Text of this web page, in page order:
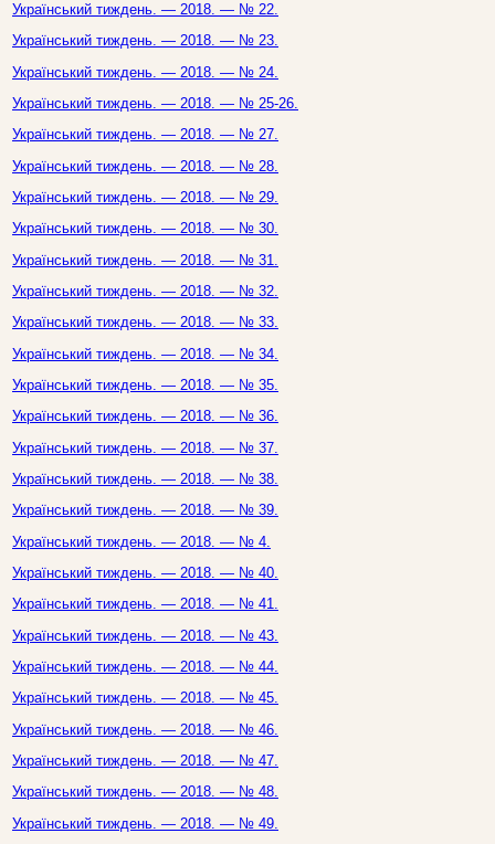
Український тиждень. — 2018. — № 22.
Український тиждень. — 2018. — № 23.
Український тиждень. — 2018. — № 24.
Український тиждень. — 2018. — № 25-26.
Український тиждень. — 2018. — № 27.
Український тиждень. — 2018. — № 28.
Український тиждень. — 2018. — № 29.
Український тиждень. — 2018. — № 30.
Український тиждень. — 2018. — № 31.
Український тиждень. — 2018. — № 32.
Український тиждень. — 2018. — № 33.
Український тиждень. — 2018. — № 34.
Український тиждень. — 2018. — № 35.
Український тиждень. — 2018. — № 36.
Український тиждень. — 2018. — № 37.
Український тиждень. — 2018. — № 38.
Український тиждень. — 2018. — № 39.
Український тиждень. — 2018. — № 4.
Український тиждень. — 2018. — № 40.
Український тиждень. — 2018. — № 41.
Український тиждень. — 2018. — № 43.
Український тиждень. — 2018. — № 44.
Український тиждень. — 2018. — № 45.
Український тиждень. — 2018. — № 46.
Український тиждень. — 2018. — № 47.
Український тиждень. — 2018. — № 48.
Український тиждень. — 2018. — № 49.